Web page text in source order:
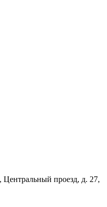
Центральный проезд, д. 27,